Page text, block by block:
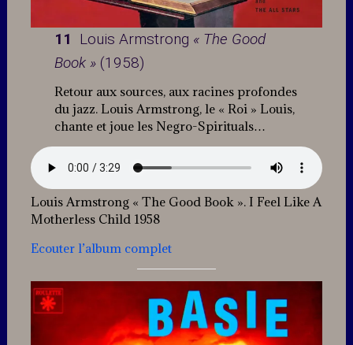
11 Louis Armstrong « The Good
Book »(1958)
Retour aux sources, aux racines profondes
du jazz. Louis Armstrong, le « Roi » Louis,
chante et joue les Negro-Spirituals…
Louis Armstrong « The Good Book ». I Feel Like A
Motherless Child 1958
Ecouter l’album complet